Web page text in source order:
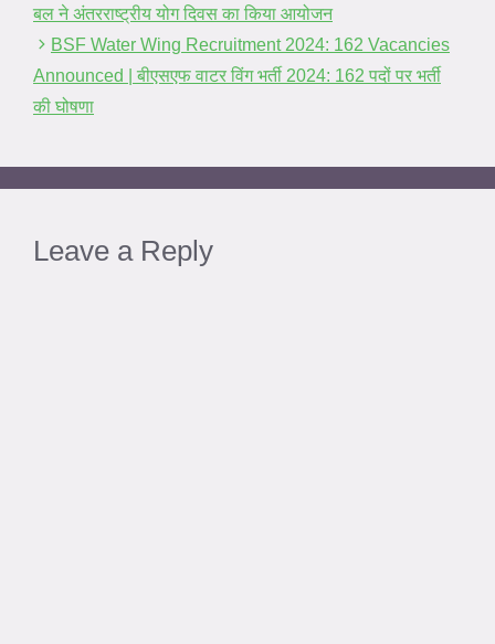
बल ने अंतरराष्ट्रीय योग दिवस का किया आयोजन
BSF Water Wing Recruitment 2024: 162 Vacancies
Announced | बीएसएफ वाटर विंग भर्ती 2024: 162 पदों पर भर्ती
की घोषणा
Leave a Reply